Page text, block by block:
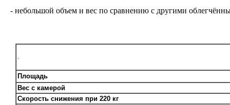
- небольшой объем и вес по сравнению с другими
Площадь
Вес с камерой
Скорость снижения при 220 кг